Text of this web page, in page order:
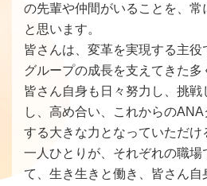
の先輩や仲間がいることを、常
と思います。
皆さんは、変革を実現する主
グループの成長を支えてきた多
皆さん自身も日々努力し、挑
し、高め合い、これからの
する大きな力となっていただけ
一人ひとりが、それぞれの職場
て、生き生きと働き、皆さん自